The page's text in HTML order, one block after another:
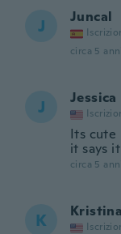
J Juncal
circa 5
J Jessica
Its cute
it says
circa 5
K Kristina